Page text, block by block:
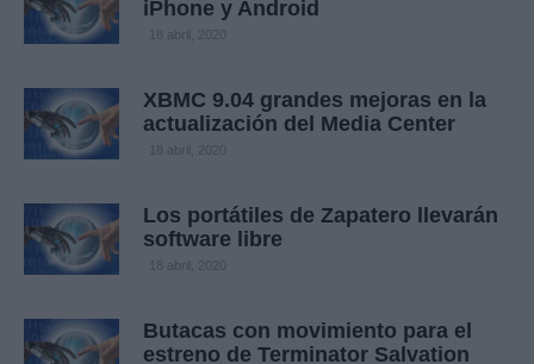
iPhone y Android
18 abril, 2020
XBMC 9.04 grandes mejoras en la
actualización del Media Center
18 abril, 2020
Los portátiles de Zapatero llevarán
software libre
18 abril, 2020
Butacas con movimiento para el
estreno de Terminator Salvation